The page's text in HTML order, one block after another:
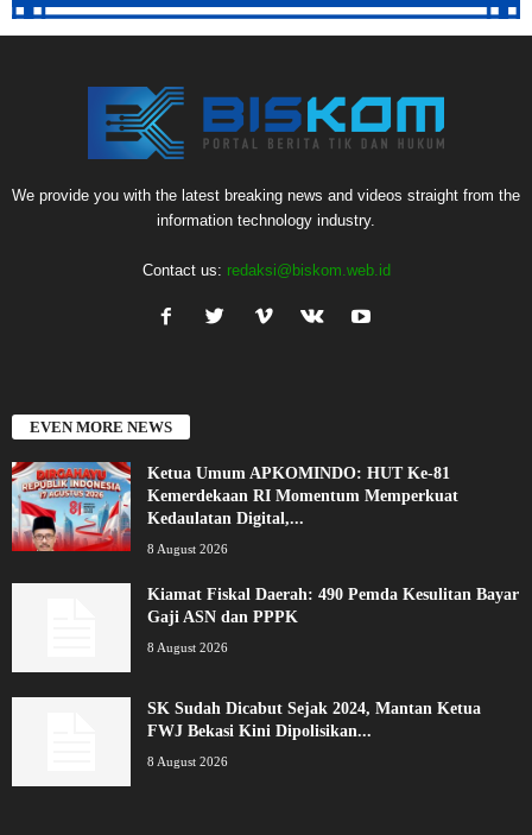
We provide you with the latest breaking news and videos straight from the
information technology industry.
Contact us: redaksi@biskom.web.id
EVEN MORE NEWS
Ketua Umum APKOMINDO: HUT Ke-81
Kemerdekaan RI Momentum Memperkuat
Kedaulatan Digital,...
8 August 2026
Kiamat Fiskal Daerah: 490 Pemda Kesulitan Bayar
Gaji ASN dan PPPK
8 August 2026
SK Sudah Dicabut Sejak 2024, Mantan Ketua
FWJ Bekasi Kini Dipolisikan...
8 August 2026